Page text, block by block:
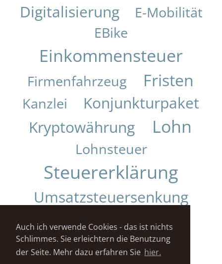
Auch ich verwende Cookies - das ist nichts
Schlimmes. Sie erleichtern die Benutzung
der Seite. Mehr dazu erfahren Sie hier.
Digitalisierung
E-Mobilität
EBike
Einkommensteuer
Firmenfahrzeug Fristen
Kanzlei
Konjunkturpaket
Kryptowährung
Lohn
Lohnsteuer
Steuererklärung
Umsatzsteuersenkung
Urteil
Impressum
Datenschutz